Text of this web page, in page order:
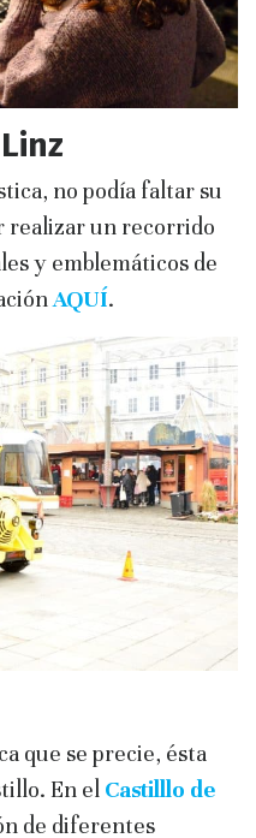
no podía faltar su
realizar un recorrido
y emblemáticos de
AQUÍ.
que se precie, ésta
En el Castilllo de
de diferentes